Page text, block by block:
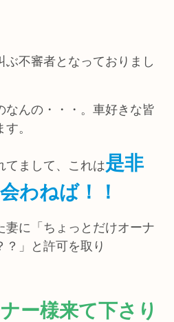
ぶ不審者となっておりまし
なんの・・・。車好きな皆
。
てまして、これは是非
わねば！！
妻に「ちょっとだけオーナ
？」と許可を取り
ー様来て下さり